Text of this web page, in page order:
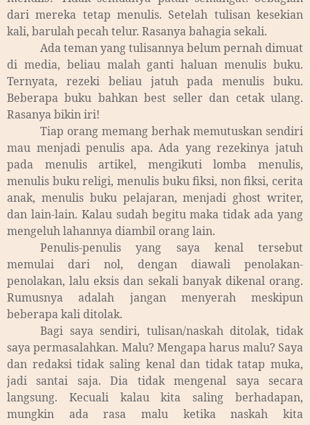
dari mereka tetap menulis. Setelah tulisan kesekian
kali, barulah pecah telur. Rasanya bahagia sekali.
Ada teman yang tulisannya belum pernah dimuat
di media, beliau malah ganti haluan menulis buku.
Ternyata, rezeki beliau jatuh pada menulis buku.
Beberapa buku bahkan best seller dan cetak ulang.
Rasanya bikin iri!
Tiap orang memang berhak memutuskan sendiri
mau menjadi penulis apa. Ada yang rezekinya jatuh
pada menulis artikel, mengikuti lomba menulis,
menulis buku religi, menulis buku fiksi, non fiksi, cerita
anak, menulis buku pelajaran, menjadi ghost writer,
dan lain-lain. Kalau sudah begitu maka tidak ada yang
mengeluh lahannya diambil orang lain.
Penulis-penulis yang saya kenal tersebut
memulai dari nol, dengan diawali penolakan-
penolakan, lalu eksis dan sekali banyak dikenal orang.
Rumusnya adalah jangan menyerah meskipun
beberapa kali ditolak.
Bagi saya sendiri, tulisan/naskah ditolak, tidak
saya permasalahkan. Malu? Mengapa harus malu? Saya
dan redaksi tidak saling kenal dan tidak tatap muka,
jadi santai saja. Dia tidak mengenal saya secara
langsung. Kecuali kalau kita saling berhadapan,
mungkin ada rasa malu ketika naskah kita